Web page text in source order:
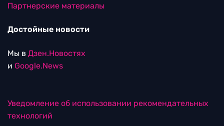
Партнерские материалы
Достойные новости
Мы в Дзен.Новостях
и Google.News
Уведомление об использовании рекомендательных
технологий